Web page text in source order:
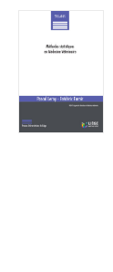
Achat en ligne